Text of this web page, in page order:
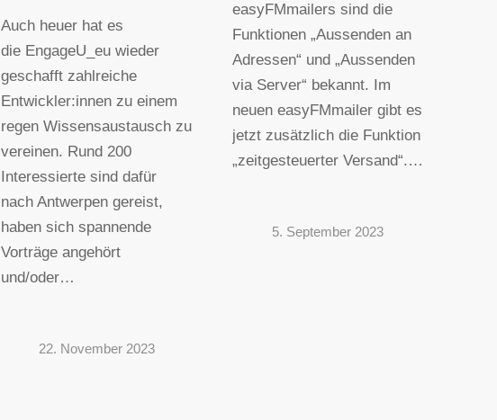
Auch heuer hat es
die EngageU_eu wieder
geschafft zahlreiche
Entwickler:innen zu einem
regen Wissensaustausch zu
vereinen. Rund 200
Interessierte sind dafür
nach Antwerpen gereist,
haben sich spannende
Vorträge angehört
und/oder…
22. November 2023
easyFMmailers sind die
Funktionen „Aussenden an
Adressen“ und „Aussenden
via Server“ bekannt. Im
neuen easyFMmailer gibt es
jetzt zusätzlich die Funktion
„zeitgesteuerter Versand“.…
5. September 2023